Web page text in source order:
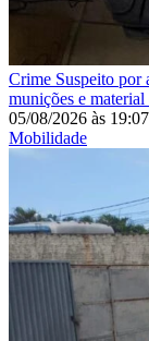
Crime Suspeito por
munições e
05/08/2026 às 19:07
Mobilidade